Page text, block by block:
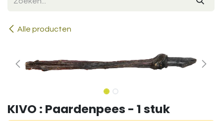
Alle producten
KIVO : Paardenpees - 1 stuk